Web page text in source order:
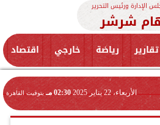
الإدارة ورئيس التحرير
شرشر
تقارير رياضة خارجي اقتصاد
الأربعاء، 22 يناير 2025 02:30 مـ بتوقيت القاهرة